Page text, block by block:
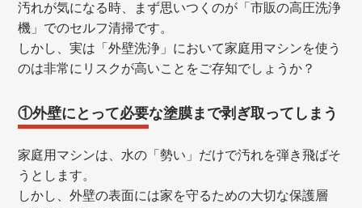
汚れが気になる時、まず思いつくのが「市販の高圧洗浄
機」でのセルフ清掃です。
しかし、実は「外壁洗浄」において家庭用マシンを使う
のは非常にリスクが高いことをご存知でしょうか？
①外壁にとって必要な塗膜まで剥ぎ取ってしまう
家庭用マシンは、水の「勢い」だけで汚れを弾き飛ばそ
うとします。
しかし、外壁の表面には家を守るための大切な保護層